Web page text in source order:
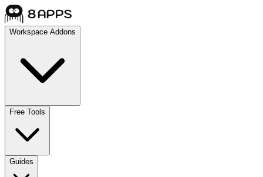
Workspace Addons
Free Tools
Guides